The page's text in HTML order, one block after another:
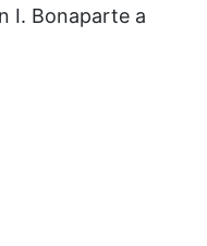
I. Bonaparte a